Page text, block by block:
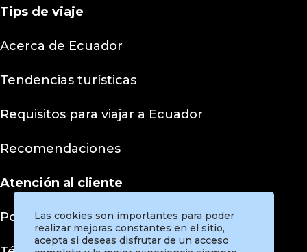
Tips de viaje
Acerca de Ecuador
Tendencias turísticas
Requisitos para viajar a Ecuador
Recomendaciones
Atención al cliente
Políticas de privacidad
Las cookies son importantes para poder
realizar mejoras constantes en el sitio,
acepta si deseas disfrutar de un acceso